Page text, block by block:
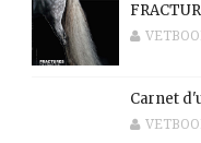
Carnet